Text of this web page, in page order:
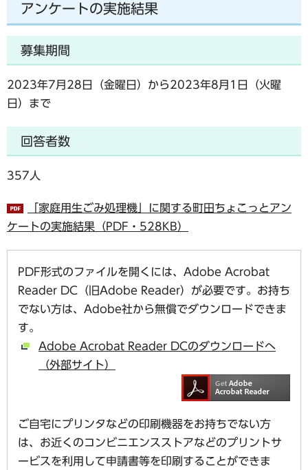
アンケートの実施結果
募集期間
2023年7月28日（金曜日）から2023年8月1日（火曜
日）まで
回答者数
357人
「家庭用生ごみ処理機」に関する町田ちょこっとアン
ケートの実施結果（PDF・528KB）
PDF形式のファイルを開くには、Adobe Acrobat
Reader DC（旧Adobe Reader）が必要です。お持ち
でない方は、Adobe社から無償でダウンロードできま
す。
Adobe Acrobat Reader DCのダウンロードへ
（外部サイト）
ご自宅にプリンタなどの印刷機器をお持ちでない方
は、お近くのコンビニエンスストアなどのプリントサ
ービスを利用して申請書等を印刷することができま